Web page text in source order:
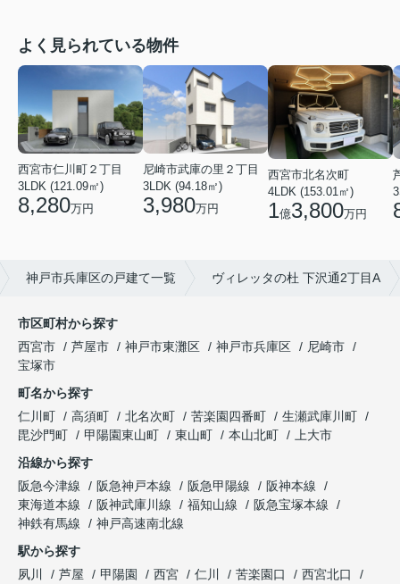
よく見られている物件
西宮市仁川町２丁目
3LDK (121.09㎡)
8,280万円
尼崎市武庫の里２丁目
3LDK (94.18㎡)
3,980万円
西宮市北名次町
4LDK (153.01㎡)
1億3,800万円
神戸市兵庫区の戸建て一覧 ヴィレッタの杜 下沢通2丁目A
市区町村から探す
西宮市
芦屋市 神戸市東灘区 神戸市兵庫区
尼崎市
宝塚市
町名から探す
仁川町
高須町 北名次町 苦楽園四番町
生瀬武庫川町
毘沙門町
甲陽園東山町 東山町 本山北町
上大市
沿線から探す
阪急今津線
阪急神戸本線 阪急甲陽線
阪神本線
東海道本線
阪神武庫川線 福知山線
阪急宝塚本線
神鉄有馬線
神戸高速南北線
駅から探す
夙川
芦屋 甲陽園 西宮 仁川 苦楽園口
西宮北口